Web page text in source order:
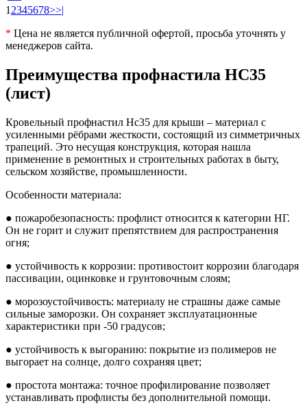
12345678>>|
* Цена не является публичной офертой, просьба уточнять у
менеджеров сайта.
Преимущества профнастила НС35
(лист)
Кровельный профнастил Нс35 для крыши – материал с
усиленными рёбрами жесткости, состоящий из симметричных
трапеций. Это несущая конструкция, которая нашла
применение в ремонтных и строительных работах в быту,
сельском хозяйстве, промышленности.
Особенности материала:
● пожаробезопасность: профлист относится к категории НГ.
Он не горит и служит препятствием для распространения
огня;
● устойчивость к коррозии: противостоит коррозии благодаря
пассивации, оцинковке и грунтовочным слоям;
● морозоустойчивость: материалу не страшны даже самые
сильные заморозки. Он сохраняет эксплуатационные
характеристики при -50 градусов;
● устойчивость к выгоранию: покрытие из полимеров не
выгорает на солнце, долго сохраняя цвет;
● простота монтажа: точное профилирование позволяет
устанавливать профлисты без дополнительной помощи.